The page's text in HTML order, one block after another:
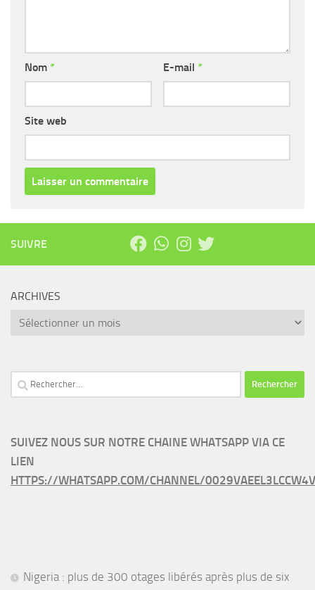
Nom * E-mail *
Site web
SUIVRE
ARCHIVES
Archives
Rechercher :
SUIVEZ NOUS SUR NOTRE CHAINE WHATSAPP VIA CE
LIEN
HTTPS://WHATSAPP.COM/CHANNEL/
Nigeria : plus de 300 otages libérés après plus de six